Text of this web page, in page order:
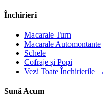
Închirieri
Macarale Turn
Macarale Automontante
Schele
Cofraje și Popi
Vezi Toate Închirierile →
Sună Acum